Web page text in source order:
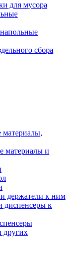
для мусора
сбора
материалы,
материалы и
держатели к ним
диспенсеры к
других